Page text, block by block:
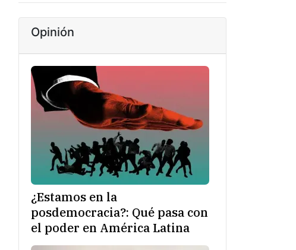
Opinión
¿Estamos en la
posdemocracia?: Qué pasa con
el poder en América Latina